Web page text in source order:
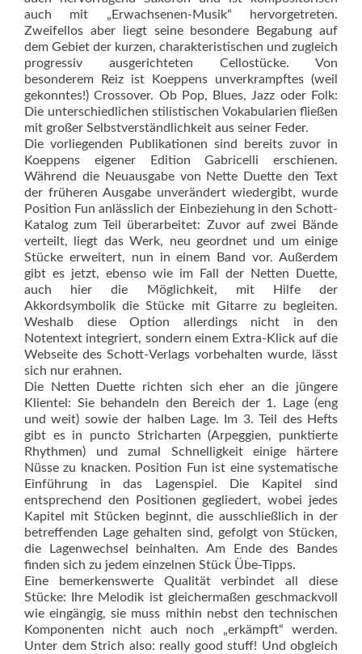
auch mit „Erwachsenen-Musik“ hervorgetreten.
Zweifellos aber liegt seine besondere Begabung auf
dem Gebiet der kurzen, charakteristischen und zugleich
progressiv ausgerichteten Cellostücke. Von
besonderem Reiz ist Koeppens unverkrampftes (weil
gekonntes!) Crossover. Ob Pop, Blues, Jazz oder Folk:
Die unterschiedlichen stilistischen Vokabularien fließen
mit großer Selbstverständlichkeit aus seiner Feder.
Die vorliegenden Publikationen sind bereits zuvor in
Koeppens eigener Edition Gabricelli erschienen.
Während die Neuausgabe von Nette Duette den Text
der früheren Ausgabe unverändert wiedergibt, wurde
Position Fun anlässlich der Einbeziehung in den Schott-
Katalog zum Teil überarbeitet: Zuvor auf zwei Bände
verteilt, liegt das Werk, neu geordnet und um einige
Stücke erweitert, nun in einem Band vor. Außerdem
gibt es jetzt, ebenso wie im Fall der Netten Duette,
auch hier die Möglichkeit, mit Hilfe der
Akkordsymbolik die Stücke mit Gitarre zu begleiten.
Weshalb diese Option allerdings nicht in den
Notentext integriert, sondern einem Extra-Klick auf die
Webseite des Schott-Verlags vorbehalten wurde, lässt
sich nur erahnen.
Die Netten Duette richten sich eher an die jüngere
Klientel: Sie behandeln den Bereich der 1. Lage (eng
und weit) sowie der halben Lage. Im 3. Teil des Hefts
gibt es in puncto Stricharten (Arpeggien, punktierte
Rhythmen) und zumal Schnelligkeit einige härtere
Nüsse zu knacken. Position Fun ist eine systematische
Einführung in das Lagenspiel. Die Kapitel sind
entsprechend den Positionen gegliedert, wobei jedes
Kapitel mit Stücken beginnt, die ausschließlich in der
betreffenden Lage gehalten sind, gefolgt von Stücken,
die Lagenwechsel beinhalten. Am Ende des Bandes
finden sich zu jedem einzelnen Stück Übe-Tipps.
Eine bemerkenswerte Qualität verbindet all diese
Stücke: Ihre Melodik ist gleichermaßen geschmackvoll
wie eingängig, sie muss mithin nebst den technischen
Komponenten nicht auch noch „erkämpft“ werden.
Unter dem Strich also: really good stuff! Und obgleich